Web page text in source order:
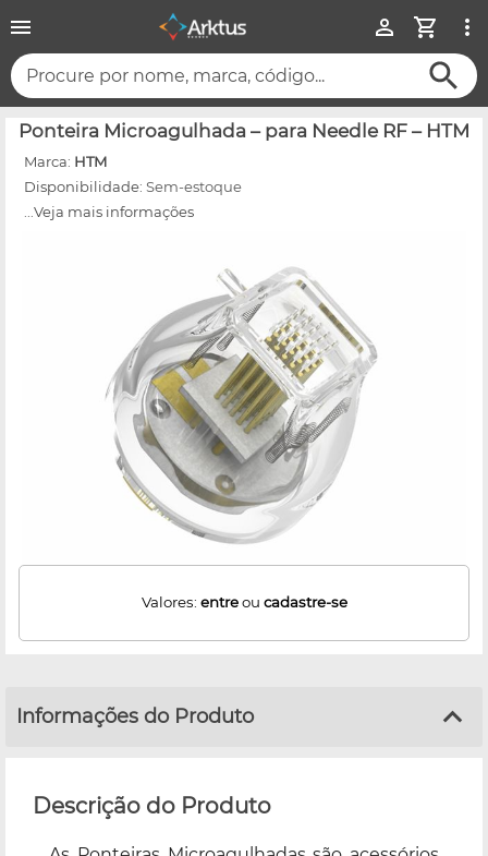
Procure por nome, marca, código...
Ponteira Microagulhada – para Needle RF – HTM
Marca: HTM
Disponibilidade: Sem-estoque
...Veja mais informações
Valores: entreou cadastre-se
Informações do Produto
Descrição do Produto